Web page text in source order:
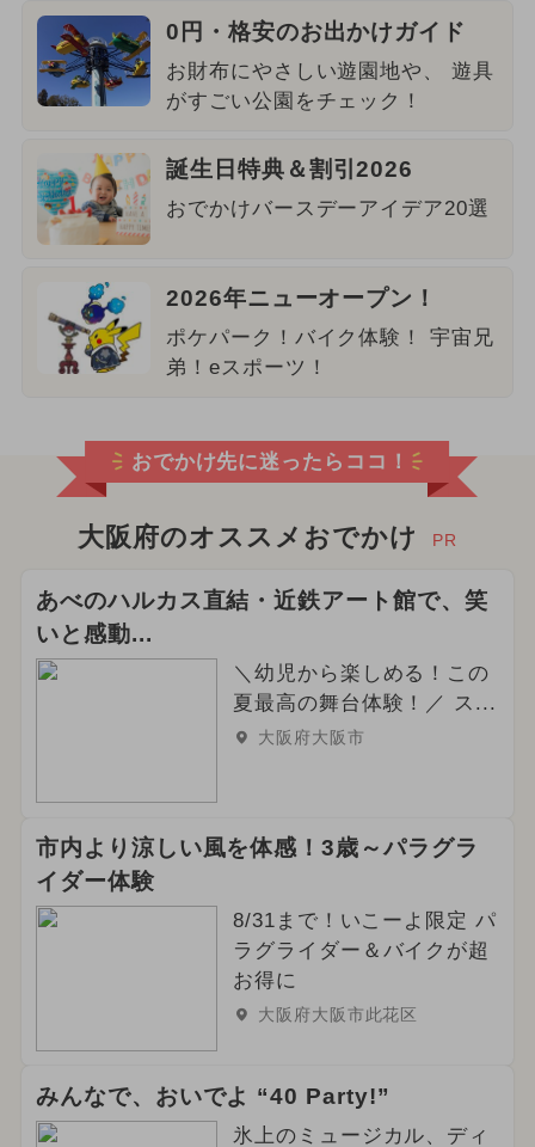
0円・格安のお出かけガイド
お財布にやさしい遊園地や、 遊具
がすごい公園をチェック！
誕生日特典＆割引2026
おでかけバースデーアイデア20選
2026年ニューオープン！
ポケパーク！バイク体験！ 宇宙兄
弟！eスポーツ！
おでかけ先に迷ったらココ！
大阪府のオススメおでかけ PR
あべのハルカス直結・近鉄アート館で、笑
いと感動...
＼幼児から楽しめる！この
夏最高の舞台体験！／ ス...
大阪府大阪市
市内より涼しい風を体感！3歳～パラグラ
イダー体験
8/31まで！いこーよ限定 パ
ラグライダー＆バイクが超
お得に
大阪府大阪市此花区
みんなで、おいでよ “40 Party!”
氷上のミュージカル、ディ